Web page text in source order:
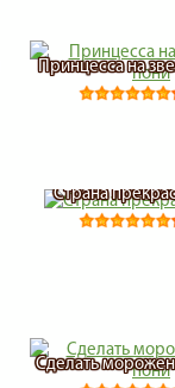
Принцесса на
Страна
Сделать